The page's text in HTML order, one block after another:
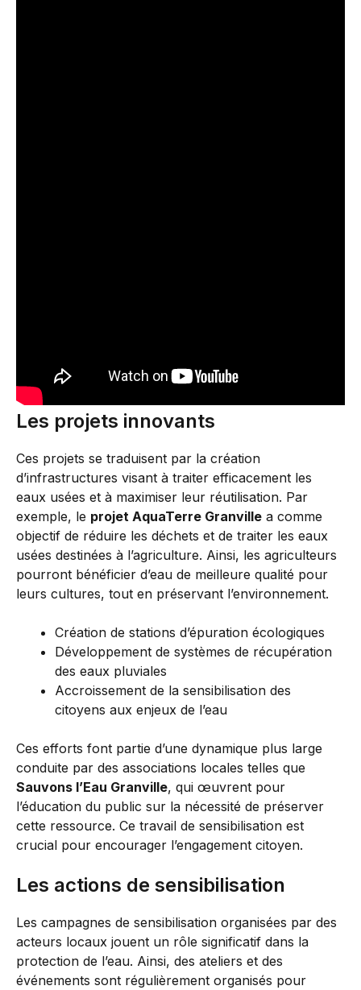
Les projets innovants
Ces projets se traduisent par la création
d’infrastructures visant à traiter efficacement les
eaux usées et à maximiser leur réutilisation. Par
exemple, le projet AquaTerre Granville a comme
objectif de réduire les déchets et de traiter les eaux
usées destinées à l’agriculture. Ainsi, les agriculteurs
pourront bénéficier d’eau de meilleure qualité pour
leurs cultures, tout en préservant l’environnement.
Création de stations d’épuration écologiques
Développement de systèmes de récupération
des eaux pluviales
Accroissement de la sensibilisation des
citoyens aux enjeux de l’eau
Ces efforts font partie d’une dynamique plus large
conduite par des associations locales telles que
Sauvons l’Eau Granville, qui œuvrent pour
l’éducation du public sur la nécessité de préserver
cette ressource. Ce travail de sensibilisation est
crucial pour encourager l’engagement citoyen.
Les actions de sensibilisation
Les campagnes de sensibilisation organisées par des
acteurs locaux jouent un rôle significatif dans la
protection de l’eau. Ainsi, des ateliers et des
événements sont régulièrement organisés pour